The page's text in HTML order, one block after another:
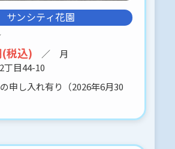
字石江字三好117-17他 貸
定は３月２０日位です。
◍)。✧♡
デン-101 最新情報の写真
替えました。とても可愛
サンシティ花園
税込) ／ 月
丁目44-10
申し入れ有り（2026年6月30